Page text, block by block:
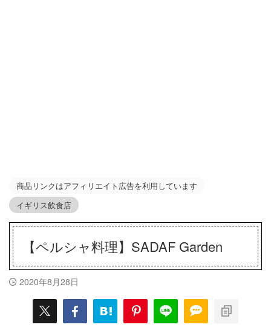
商品リンクはアフィリエイト広告を利用しています
イギリス飲食店
【ペルシャ料理】SADAF Garden
2020年8月28日